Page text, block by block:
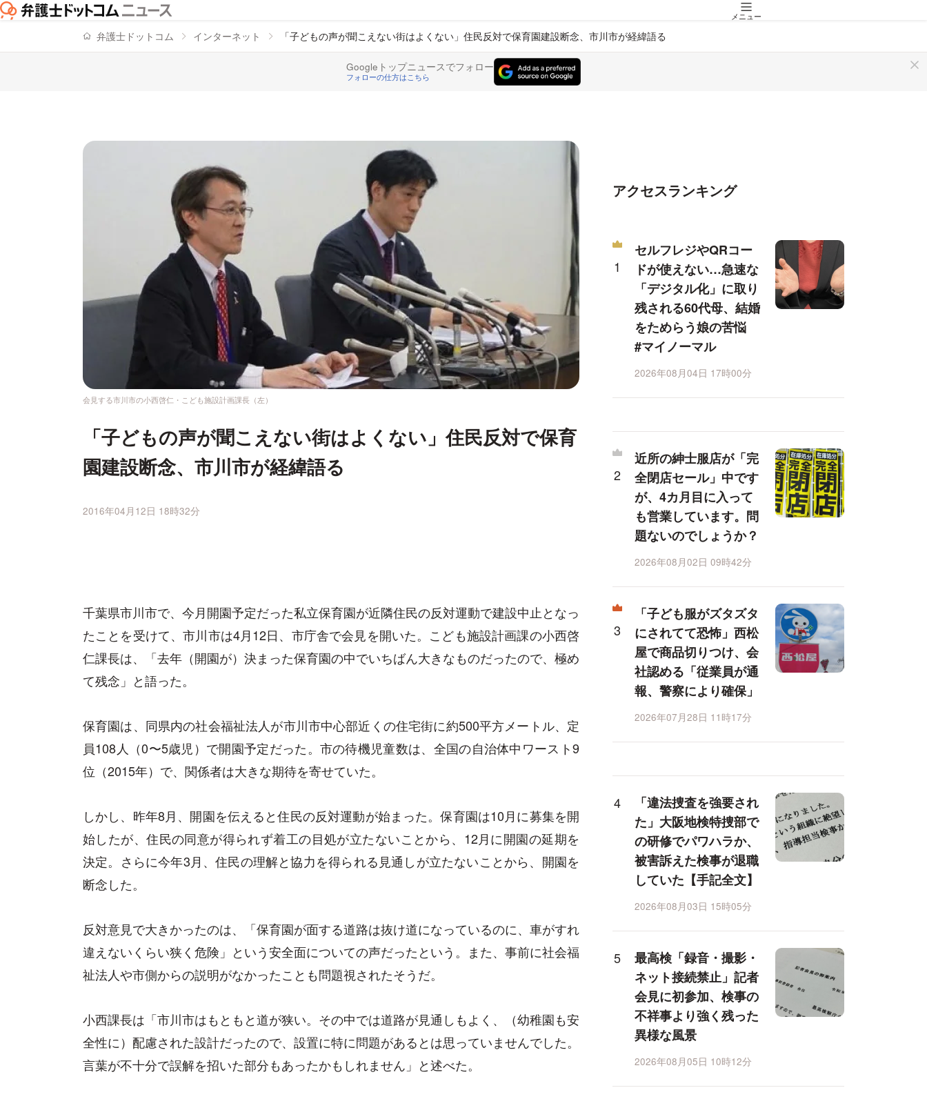
メニュー
弁護士ドットコム インターネット 「子どもの声が聞こえない街はよくない」住民反対で保育園建設断念、市川市が経緯語る
Googleトップニュースでフォロー
フォローの仕方はこちら
会見する市川市の小西啓仁・こども施設計画課長（左）
「子どもの声が聞こえない街はよくない」住民反対で保育
園建設断念、市川市が経緯語る
2016年04月12日 18時32分
千葉県市川市で、今月開園予定だった私立保育園が近隣住民の反対運動で建設中止となっ
たことを受けて、市川市は4月12日、市庁舎で会見を開いた。こども施設計画課の小西啓
仁課長は、「去年（開園が）決まった保育園の中でいちばん大きなものだったので、極め
て残念」と語った。
保育園は、同県内の社会福祉法人が市川市中心部近くの住宅街に約500平方メートル、定
員108人（0〜5歳児）で開園予定だった。市の待機児童数は、全国の自治体中ワースト9
位（2015年）で、関係者は大きな期待を寄せていた。
しかし、昨年8月、開園を伝えると住民の反対運動が始まった。保育園は10月に募集を開
始したが、住民の同意が得られず着工の目処が立たないことから、12月に開園の延期を
決定。さらに今年3月、住民の理解と協力を得られる見通しが立たないことから、開園を
断念した。
反対意見で大きかったのは、「保育園が面する道路は抜け道になっているのに、車がすれ
違えないくらい狭く危険」という安全面についての声だったという。また、事前に社会福
祉法人や市側からの説明がなかったことも問題視されたそうだ。
小西課長は「市川市はもともと道が狭い。その中では道路が見通しもよく、（幼稚園も安
全性に）配慮された設計だったので、設置に特に問題があるとは思っていませんでした。
言葉が不十分で誤解を招いた部分もあったかもしれません」と述べた。
アクセスランキング
セルフレジやQRコー
ドが使えない…急速な
「デジタル化」に取り
残される60代母、結婚
をためらう娘の苦悩
#マイノーマル
2026年08月04日 17時00分
近所の紳士服店が「完
全閉店セール」中です
が、4カ月目に入って
も営業しています。問
題ないのでしょうか？
2026年08月02日 09時42分
「子ども服がズタズタ
にされてて恐怖」西松
屋で商品切りつけ、会
社認める「従業員が通
報、警察により確保」
2026年07月28日 11時17分
「違法捜査を強要され
た」大阪地検特捜部で
の研修でパワハラか、
被害訴えた検事が退職
していた【手記全文】
2026年08月03日 15時05分
最高検「録音・撮影・
ネット接続禁止」記者
会見に初参加、検事の
不祥事より強く残った
異様な風景
2026年08月05日 10時12分